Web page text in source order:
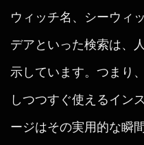
ウィッチ名、シーウィ
デアといった検索は、
示しています。つまり
しつつすぐ使えるイン
ージはその実用的な瞬